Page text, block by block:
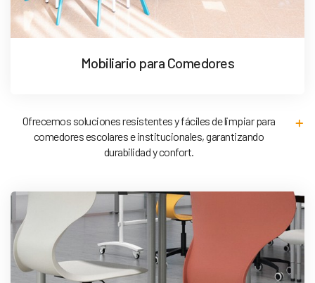
Mobiliario para Comedores
Ofrecemos soluciones resistentes y fáciles de limpiar para
comedores escolares e institucionales, garantizando
durabilidad y confort.